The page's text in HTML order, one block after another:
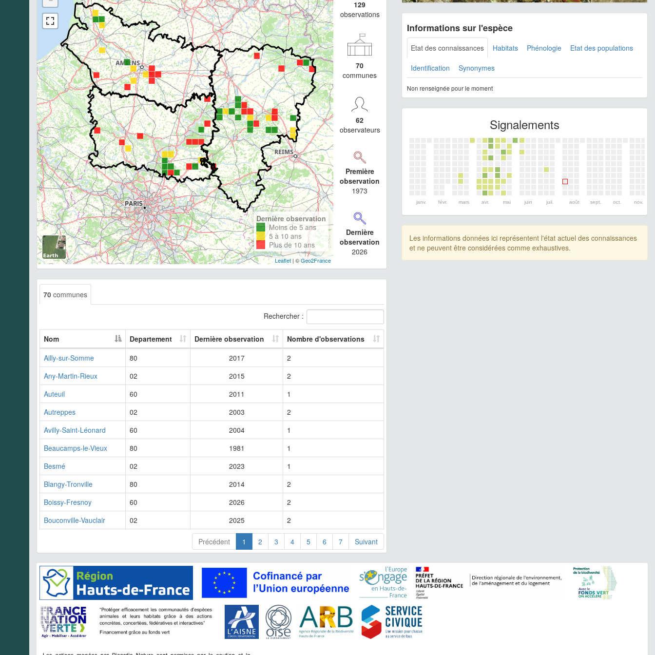
Dernière observation
Moins de 5 ans
5 à 10 ans
Plus de 10 ans
Leaflet| ©Geo2France
129
observations
70
communes
62
observateurs
Première
observation
1973
Dernière
observation
2026
70 communes
Rechercher :
Nom Departement Dernière observation
Nombre d'observations
Ailly-sur-Somme
80 2017
2
Any-Martin-Rieux
02 2015
2
Auteuil
60 2011
1
Autreppes
02 2003
2
Avilly-Saint-Léonard
60 2004
1
Beaucamps-le-Vieux
80 1981
1
Besmé
02 2023
1
Blangy-Tronville
80 2014
2
Boissy-Fresnoy
60 2026
2
Bouconville-Vauclair
02 2025 2
Précédent 1 2 3 4 5 6 7 Suivant
Informations sur l'espèce
Etat des connaissances Habitats Phénologie Etat des populations
Identification Synonymes
Non renseignée pour le moment
Signalements
janv. févr. mars avr. mai juin juil. août sept. oct. nov.
Les informations données ici représentent l'état actuel des connaissances
et ne peuvent être considérées comme exhaustives.